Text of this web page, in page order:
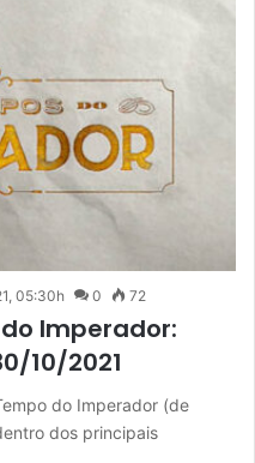
05:30h 0 72
Imperador:
10/2021
do Imperador (de
dos principais